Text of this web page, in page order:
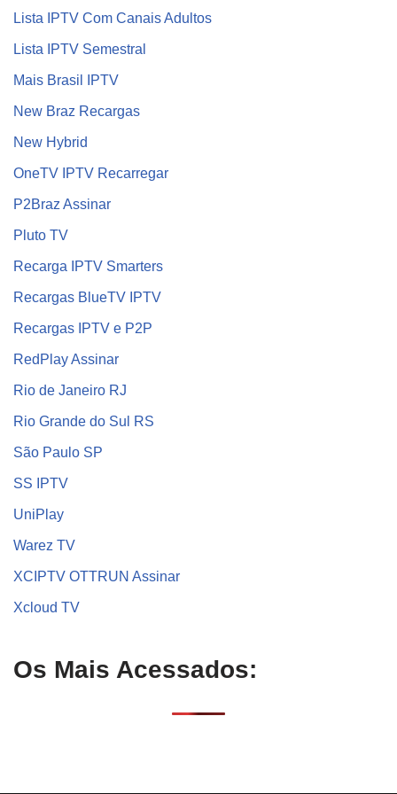
Lista IPTV Com Canais Adultos
Lista IPTV Semestral
Mais Brasil IPTV
New Braz Recargas
New Hybrid
OneTV IPTV Recarregar
P2Braz Assinar
Pluto TV
Recarga IPTV Smarters
Recargas BlueTV IPTV
Recargas IPTV e P2P
RedPlay Assinar
Rio de Janeiro RJ
Rio Grande do Sul RS
São Paulo SP
SS IPTV
UniPlay
Warez TV
XCIPTV OTTRUN Assinar
Xcloud TV
Os Mais Acessados: